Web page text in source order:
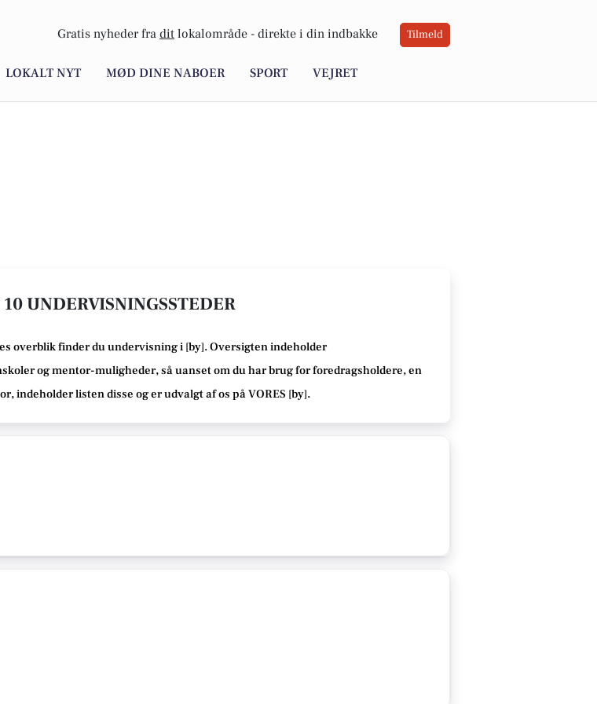
Gratis nyheder fra dit lokalområde - direkte i din indbakke Tilmeld
LOKALT NYT MØD DINE NABOER SPORT VEJRET
UNDERVISNINGSSTEDER
overblik finder du undervisning i [by].Oversigten indeholder
og mentor-muligheder, så uanset om du har brug for foredragsholdere, en
indeholder listen disse og er udvalgt af os på VORES [by].